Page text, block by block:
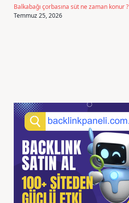
Balkabağı çorbasına süt ne zaman konur ?
Temmuz 25, 2026